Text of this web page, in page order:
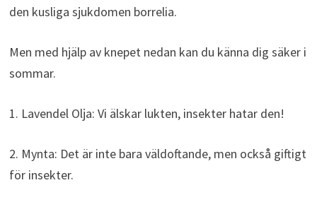
den kusliga sjukdomen borrelia.
Men med hjälp av knepet nedan kan du känna dig säker i
sommar.
1. Lavendel Olja: Vi älskar lukten, insekter hatar den!
2. Mynta: Det är inte bara väldoftande, men också giftigt
för insekter.